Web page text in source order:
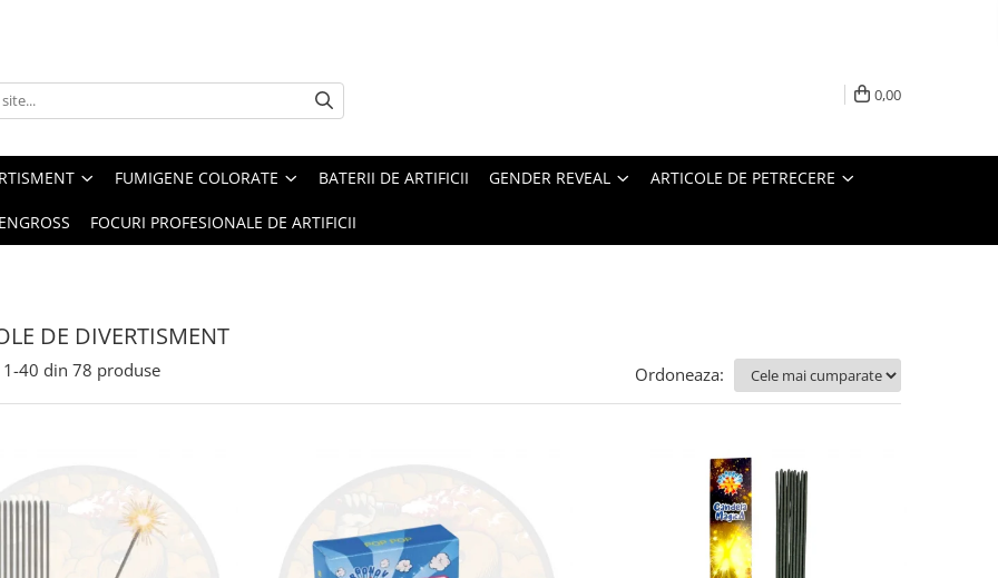
0,00
FUMIGENE COLORATE BATERII DE ARTIFICII GENDER REVEAL ARTICOLE DE PETRECERE
FOCURI PROFESIONALE DE ARTIFICII
DE DIVERTISMENT
1-40 din 78 produse Ordoneaza: